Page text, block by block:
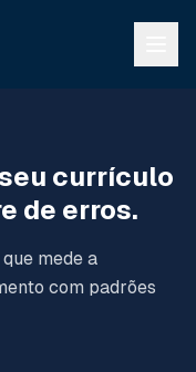
currículo
de erros.
mede a
com padrões